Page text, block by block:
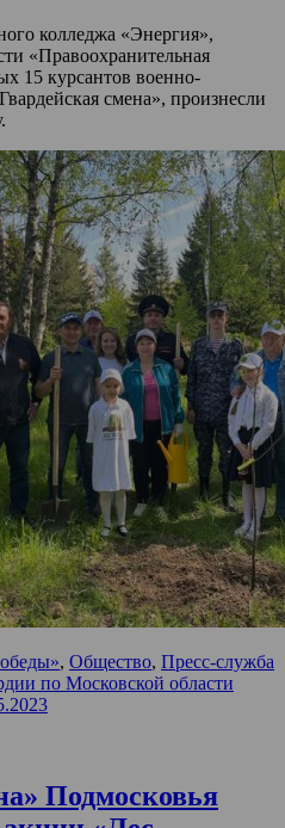
колледжа «Энергия»,
«Правоохранительная
15 курсантов военно-
смена», произнесли
, Общество, Пресс-служба
по Московской области
Подмосковья